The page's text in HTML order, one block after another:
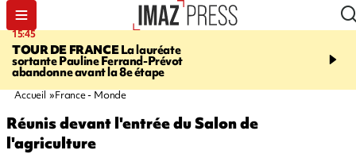
15:45
TOUR DE FRANCELa lauréate
sortante Pauline Ferrand-Prévot
abandonne avant la 8e étape
20:17
routière, concours de
Accueil France - Monde
Réunis devant l'entrée du Salon de
l'agriculture